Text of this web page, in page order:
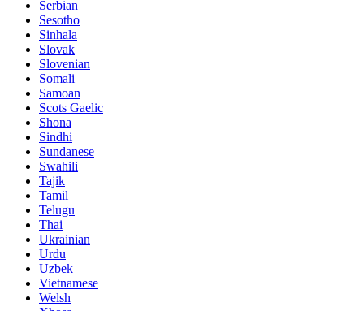
Serbian
Sesotho
Sinhala
Slovak
Slovenian
Somali
Samoan
Scots Gaelic
Shona
Sindhi
Sundanese
Swahili
Tajik
Tamil
Telugu
Thai
Ukrainian
Urdu
Uzbek
Vietnamese
Welsh